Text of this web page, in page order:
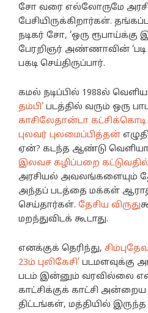
சோ வரை எல்லோருமே
பேசியிருக்கிறார்கள்.
நடிகர் சோ, ‘ஒரு ரூபாய்க்கு
பேரறிஞர் அண்ணாவின் ‘படி
பகடி செய்திருப்பார்.
கமல் நடிப்பில் 1988ல்
தம்பி’ படத்தில் வரும் ஒரு
காசிலேதான்டா கட்சிக்கொடி
புலவர் புலமைப்பித்தன்
ஏன்? கடந்த ஆண்டு
இலவச கழிப்பறை
அரசியல் அவலங்களையும்
அந்தப் படத்தை மக்கள்
செய்தார்கள். தேசிய விருது
மறந்துவிடக் கூடாது.
எனக்குக் தெரிந்து,
23ம் புலிகேசி’ படமளவுக்கு
படம் இன்னும் வரவில்லை
காட்சிக்குக் காட்சி
திட்டங்கள், மத்தியில்